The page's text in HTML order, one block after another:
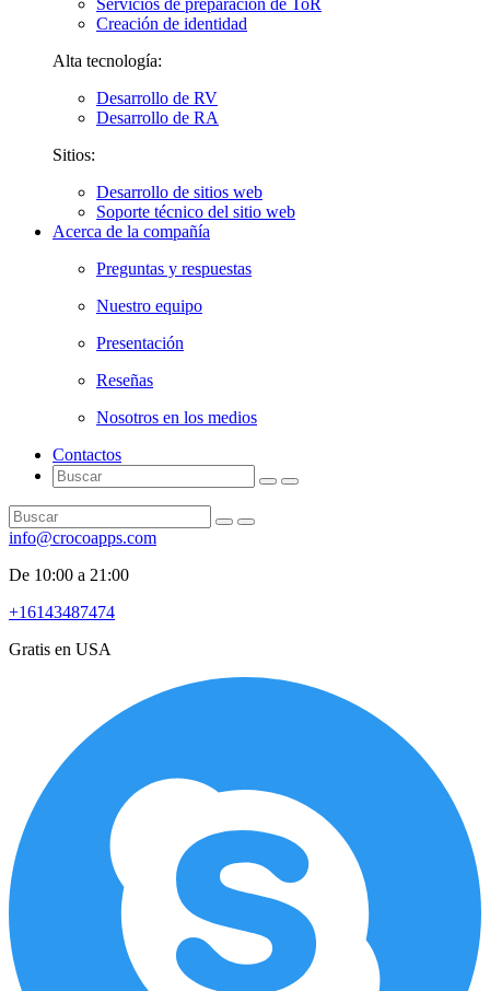
Servicios de preparación de ToR
Creación de identidad
Alta tecnología:
Desarrollo de RV
Desarrollo de RA
Sitios:
Desarrollo de sitios web
Soporte técnico del sitio web
Acerca de la compañía
Preguntas y respuestas
Nuestro equipo
Presentación
Reseñas
Nosotros en los medios
Contactos
info@crocoapps.com
De 10:00 a 21:00
+16143487474
Gratis en USA